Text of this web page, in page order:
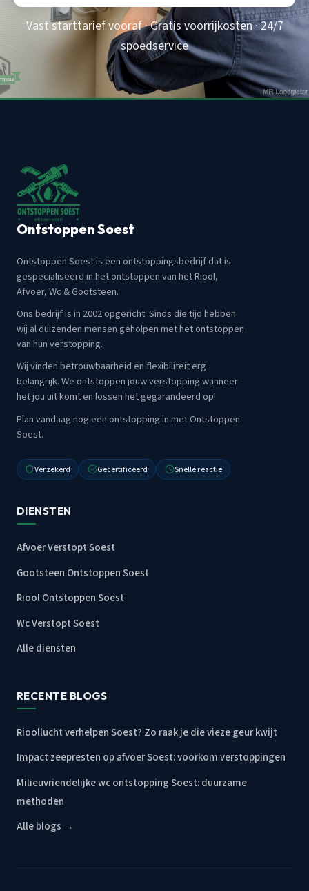
Vast starttarief vooraf · Gratis voorrijkosten · 24/7
spoedservice
Ontstoppen Soest
Ontstoppen Soest is een ontstoppingsbedrijf dat is
gespecialiseerd in het ontstoppen van het Riool,
Afvoer, Wc & Gootsteen.
Ons bedrijf is in 2002 opgericht. Sinds die tijd hebben
wij al duizenden mensen geholpen met het ontstoppen
van hun verstopping.
Wij vinden betrouwbaarheid en flexibiliteit erg
belangrijk. We ontstoppen jouw verstopping wanneer
het jou uit komt en lossen het gegarandeerd op!
Plan vandaag nog een ontstopping in met Ontstoppen
Soest.
Verzekerd Gecertificeerd Snelle reactie
DIENSTEN
Afvoer Verstopt Soest
Gootsteen Ontstoppen Soest
Riool Ontstoppen Soest
Wc Verstopt Soest
Alle diensten
RECENTE BLOGS
Rioollucht verhelpen Soest? Zo raak je die vieze geur kwijt
Impact zeepresten op afvoer Soest: voorkom verstoppingen
Milieuvriendelijke wc ontstopping Soest: duurzame
methoden
Alle blogs →